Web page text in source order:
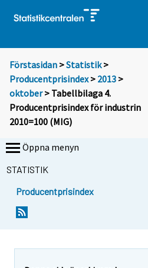
Förstasidan >Statistik >
Producentprisindex> 2013 >
oktober> Tabellbilaga 4.
Producentprisindex för industrin
2010=100 (MIG)
Öppna menyn
STATISTIK
Producentprisindex